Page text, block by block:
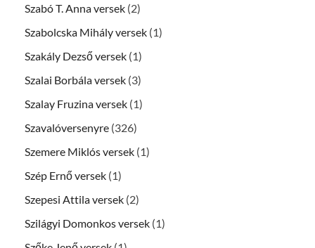
Szabó T. Anna versek (2)
Szabolcska Mihály versek (1)
Szakály Dezső versek (1)
Szalai Borbála versek (3)
Szalay Fruzina versek (1)
Szavalóversenyre (326)
Szemere Miklós versek (1)
Szép Ernő versek (1)
Szepesi Attila versek (2)
Szilágyi Domonkos versek (1)